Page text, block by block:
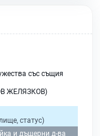
със същия
ЖЕЛЯЗКОВ)
статус)
и дъщерни д-ва